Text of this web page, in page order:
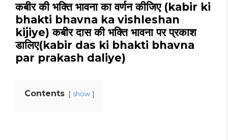
कबीर की भक्ति भावना का वर्णन कीजिए (kabir ki
bhakti bhavna ka vishleshan
kijiye) कबीर दास की भक्ति भावना पर प्रकाश
डालिए(kabir das ki bhakti bhavna
par prakash daliye)
Contents show